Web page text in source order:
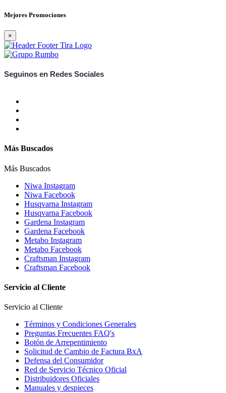
Mejores Promociones
×
Seguinos en Redes Sociales
Más Buscados
Más Buscados
Niwa Instagram
Niwa Facebook
Husqvarna Instagram
Husqvarna Facebook
Gardena Instagram
Gardena Facebook
Metabo Instagram
Metabo Facebook
Craftsman Instagram
Craftsman Facebook
Servicio al Cliente
Servicio al Cliente
Términos y Condiciones Generales
Preguntas Frecuentes FAQ's
Botón de Arrepentimiento
Solicitud de Cambio de Factura BxA
Defensa del Consumidor
Red de Servicio Técnico Oficial
Distribuidores Oficiales
Manuales y despieces